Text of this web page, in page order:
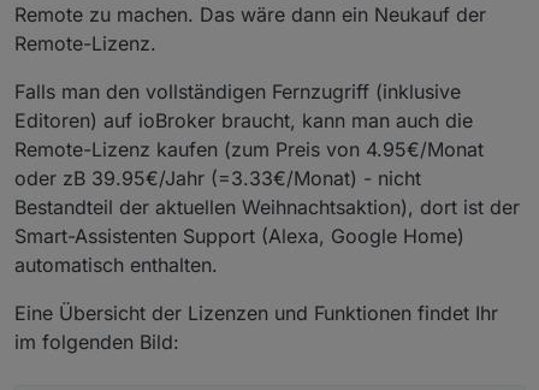
Remote zu machen. Das wäre dann ein Neukauf der
Remote-Lizenz.
Falls man den vollständigen Fernzugriff (inklusive
Editoren) auf ioBroker braucht, kann man auch die
Remote-Lizenz kaufen (zum Preis von 4.95€/Monat
oder zB 39.95€/Jahr (=3.33€/Monat) - nicht
Bestandteil der aktuellen Weihnachtsaktion), dort ist der
Smart-Assistenten Support (Alexa, Google Home)
automatisch enthalten.
Eine Übersicht der Lizenzen und Funktionen findet Ihr
im folgenden Bild: